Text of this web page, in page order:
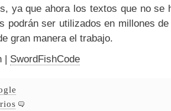
ya que ahora los textos que no se
podrán ser utilizados en millones
gran manera el trabajo.
| SwordFishCode